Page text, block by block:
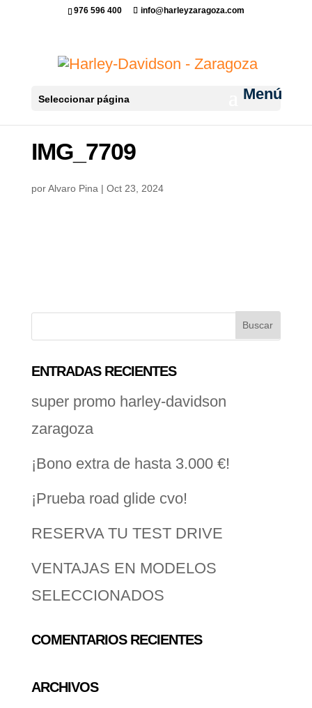
976 596 400 info@harleyzaragoza.com
Seleccionar página
IMG_7709
porAlvaro Pina | Oct 23, 2024
ENTRADAS RECIENTES
super promo harley-davidson
zaragoza
¡Bono extra de hasta 3.000 €!
¡Prueba road glide cvo!
RESERVA TU TEST DRIVE
VENTAJAS EN MODELOS
SELECCIONADOS
COMENTARIOS RECIENTES
ARCHIVOS